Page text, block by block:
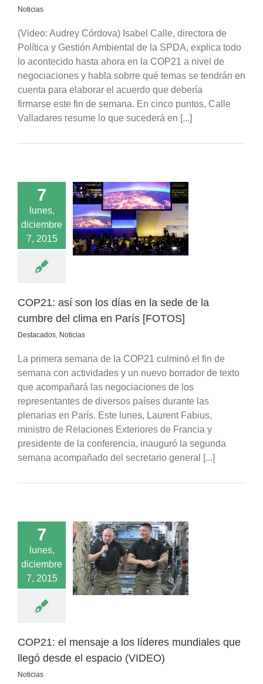
Noticias
(Video: Audrey Córdova) Isabel Calle, directora de
Política y Gestión Ambiental de la SPDA, explica todo
lo acontecido hasta ahora en la COP21 a nivel de
negociaciones y habla sobrre qué temas se tendrán en
cuenta para elaborar el acuerdo que debería
firmarse este fin de semana. En cinco puntos, Calle
Valladares resume lo que sucederá en [...]
7
lunes,
diciembre
7, 2015
son los días
de la cumbre
COP21: así son los días en la sede de la
cumbre del clima en París [FOTOS]
Destacados, Noticias
La primera semana de la COP21 culminó el fin de
semana con actividades y un nuevo borrador de texto
que acompañará las negociaciones de los
representantes de diversos países durante las
plenarias en París. Este lunes, Laurent Fabius,
ministro de Relaciones Exteriores de Francia y
presidente de la conferencia, inauguró la segunda
semana acompañado del secretario general [...]
7
lunes,
diciembre
7, 2015
mensaje a los
mundiales que
(VIDEO)
COP21: el mensaje a los líderes mundiales que
llegó desde el espacio (VIDEO)
Noticias